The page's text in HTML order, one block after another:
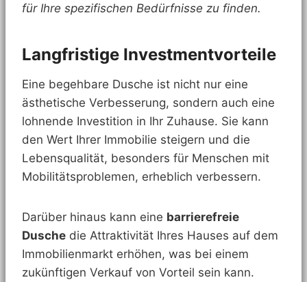
für Ihre spezifischen Bedürfnisse zu finden.
Langfristige Investmentvorteile
Eine begehbare Dusche ist nicht nur eine
ästhetische Verbesserung, sondern auch eine
lohnende Investition in Ihr Zuhause. Sie kann
den Wert Ihrer Immobilie steigern und die
Lebensqualität, besonders für Menschen mit
Mobilitätsproblemen, erheblich verbessern.
Darüber hinaus kann eine barrierefreie
Dusche die Attraktivität Ihres Hauses auf dem
Immobilienmarkt erhöhen, was bei einem
zukünftigen Verkauf von Vorteil sein kann.